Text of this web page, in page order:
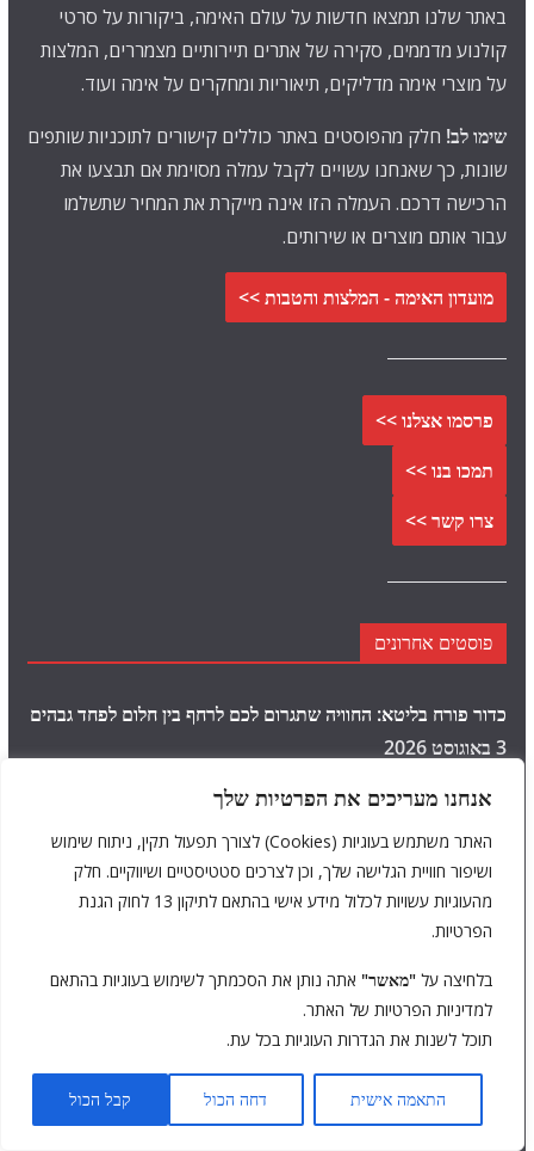
אנחנו מעריכים את הפרטיות שלך
האתר משתמש בעוגיות (Cookies) לצורך תפעול תקין, ניתוח שימוש
ושיפור חוויית הגלישה שלך, וכן לצרכים סטטיסטיים ושיווקיים. חלק
מהעוגיות עשויות לכלול מידע אישי בהתאם לתיקון 13 לחוק הגנת
הפרטיות.
בלחיצה על "מאשר" אתה נותן את הסכמתך לשימוש בעוגיות בהתאם
למדיניות הפרטיות של האתר.
תוכל לשנות את הגדרות העוגיות בכל עת.
התאמה אישית דחה הכול קבל הכול
באתר שלנו תמצאו חדשות על עולם האימה, ביקורות על סרטי
קולנוע מדממים, סקירה של אתרים תיירותיים מצמררים, המלצות
על מוצרי אימה מדליקים, תיאוריות ומחקרים על אימה ועוד.
שימו לב! חלק מהפוסטים באתר כוללים קישורים לתוכניות שותפים
שונות, כך שאנחנו עשויים לקבל עמלה מסוימת אם תבצעו את
הרכישה דרכם. העמלה הזו אינה מייקרת את המחיר שתשלמו
עבור אותם מוצרים או שירותים.
מועדון האימה - המלצות והטבות >>
פרסמו אצלנו >>
תמכו בנו >>
צרו קשר >>
פוסטים אחרונים
כדור פורח בליטא: החוויה שתגרום לכם לרחף בין חלום לפחד גבהים
3 באוגוסט 2026
עין האדמה בקרואטיה: על המעיין המסתורי והעמוק מאוד, שנראה
כמו עין של מפלצת 30 ביולי 2026
היד שיוצאת מהים: האם פסל היד של קסמיל באלבניה שווה את
ההייפ?26 ביולי 2026
"הם ירצחו אותך": קומדיית אימה פרועה ומדממת, שמעדיפה סטייל
על פני תוכן I ביקורת
20 ביולי 2026
האימה הגדולות של האינטרנט